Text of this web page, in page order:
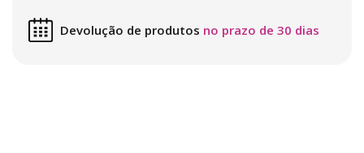
Devolução de produtos no prazo de 30 dias